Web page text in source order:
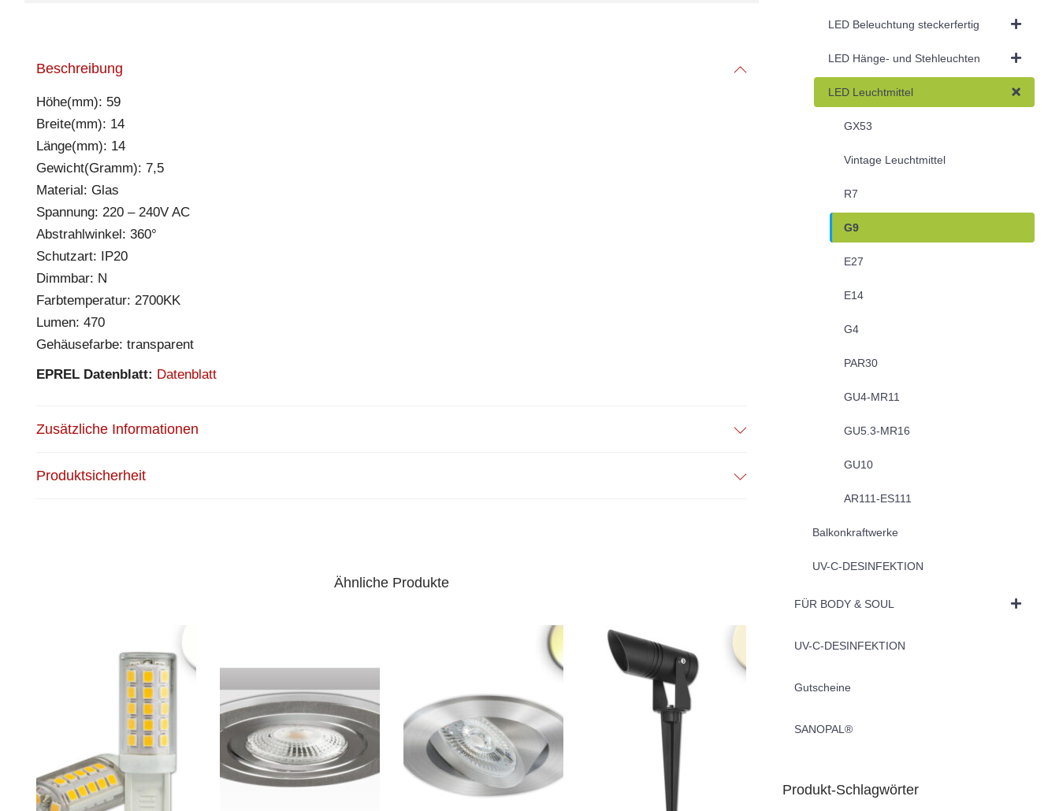
Beschreibung
Höhe(mm): 59
Breite(mm): 14
Länge(mm): 14
Gewicht(Gramm): 7,5
Material: Glas
Spannung: 220 – 240V AC
Abstrahlwinkel: 360°
Schutzart: IP20
Dimmbar: N
Farbtemperatur: 2700KK
Lumen: 470
Gehäusefarbe: transparent
EPREL Datenblatt: Datenblatt
Zusätzliche Informationen
Produktsicherheit
Ähnliche Produkte
LED Beleuchtung steckerfertig
LED Hänge- und Stehleuchten
LED Leuchtmittel
GX53
Vintage Leuchtmittel
R7
G9
E27
E14
G4
PAR30
GU4-MR11
GU5.3-MR16
GU10
AR111-ES111
Balkonkraftwerke
UV-C-DESINFEKTION
FÜR BODY & SOUL
UV-C-DESINFEKTION
Gutscheine
SANOPAL®
Produkt-Schlagwörter